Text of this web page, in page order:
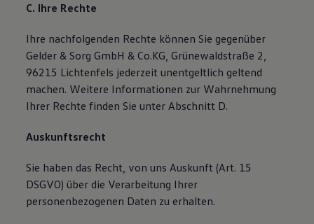
C. Ihre Rechte
Ihre nachfolgenden Rechte können Sie gegenüber
Gelder & Sorg GmbH & Co.KG, Grünewaldstraße 2,
96215 Lichtenfels jederzeit unentgeltlich geltend
machen. Weitere Informationen zur Wahrnehmung
Ihrer Rechte finden Sie unter Abschnitt D.
Auskunftsrecht
Sie haben das Recht, von uns Auskunft (Art. 15
DSGVO) über die Verarbeitung Ihrer
personenbezogenen Daten zu erhalten.